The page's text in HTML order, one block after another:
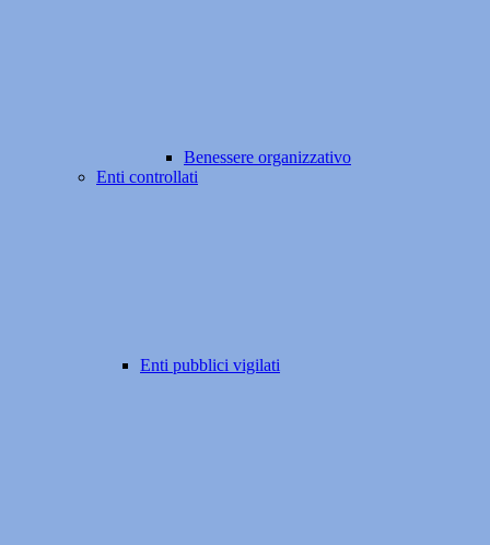
Benessere organizzativo
Enti controllati
Enti pubblici vigilati